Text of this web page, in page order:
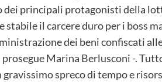
principali protagonisti della
stabile il carcere duro per i boss
dei beni confiscati
Marina Berlusconi -.
spreco di tempo e